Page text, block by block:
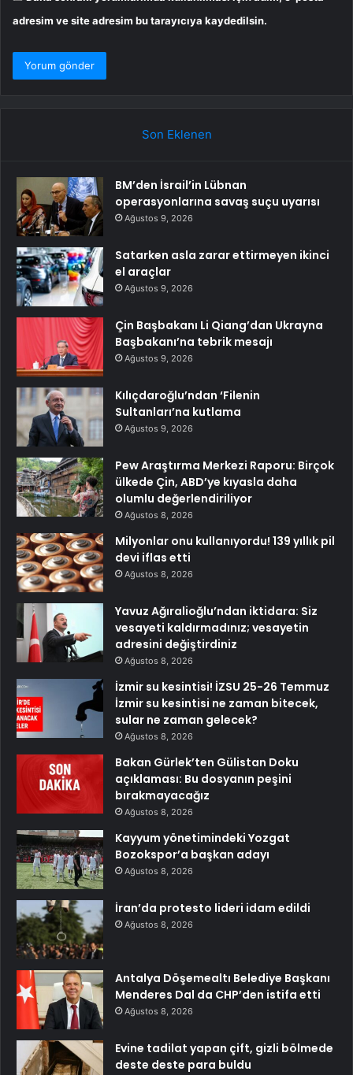
adresim ve site adresim bu tarayıcıya kaydedilsin.
Son Eklenen
BM’den İsrail’in Lübnan
operasyonlarına savaş suçu uyarısı
Ağustos 9, 2026
Satarken asla zarar ettirmeyen ikinci
el araçlar
Ağustos 9, 2026
Çin Başbakanı Li Qiang’dan Ukrayna
Başbakanı’na tebrik mesajı
Ağustos 9, 2026
Kılıçdaroğlu’ndan ‘Filenin
Sultanları’na kutlama
Ağustos 9, 2026
Pew Araştırma Merkezi Raporu: Birçok
ülkede Çin, ABD’ye kıyasla daha
olumlu değerlendiriliyor
Ağustos 8, 2026
Milyonlar onu kullanıyordu! 139 yıllık pil
devi iflas etti
Ağustos 8, 2026
Yavuz Ağıralioğlu’ndan iktidara: Siz
vesayeti kaldırmadınız; vesayetin
adresini değiştirdiniz
Ağustos 8, 2026
İzmir su kesintisi! İZSU 25-26 Temmuz
İzmir su kesintisi ne zaman bitecek,
sular ne zaman gelecek?
Ağustos 8, 2026
Bakan Gürlek’ten Gülistan Doku
açıklaması: Bu dosyanın peşini
bırakmayacağız
Ağustos 8, 2026
Kayyum yönetimindeki Yozgat
Bozokspor’a başkan adayı
Ağustos 8, 2026
İran’da protesto lideri idam edildi
Ağustos 8, 2026
Antalya Döşemealtı Belediye Başkanı
Menderes Dal da CHP’den istifa etti
Ağustos 8, 2026
Evine tadilat yapan çift, gizli bölmede
deste deste para buldu